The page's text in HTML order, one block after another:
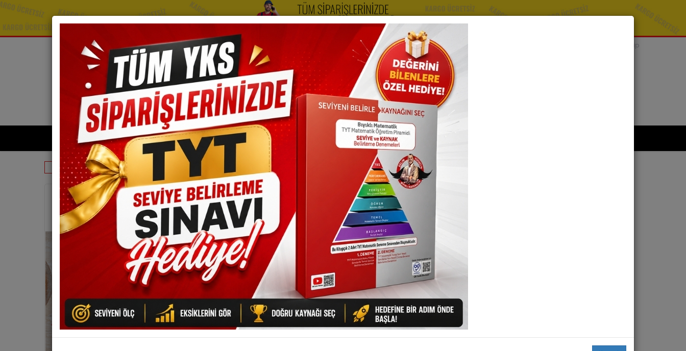
Sipariş Takip
TYT Kitapları Ayt Kitapları Kazandıran Setler Videolarımız
Tyt Matematik
Öğrenci Planlama Defteri Planla-kazan
129,00 TL + % 0
129,00 TL
Ürün Kodu : 9786259617640
Fiyatı Düşünce Haber Ver Ürünü Tavsiye Et
Marka :
Bıyıklı Matematik
Kategori :
Tyt Matematik
Barkod :9786259617640
En geç 10 Ağustos Pazartesi günü kargoya verilir.
Kalan Stok Sayısı : 8834